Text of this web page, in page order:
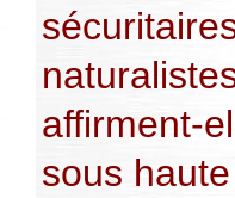
affirment-
sous